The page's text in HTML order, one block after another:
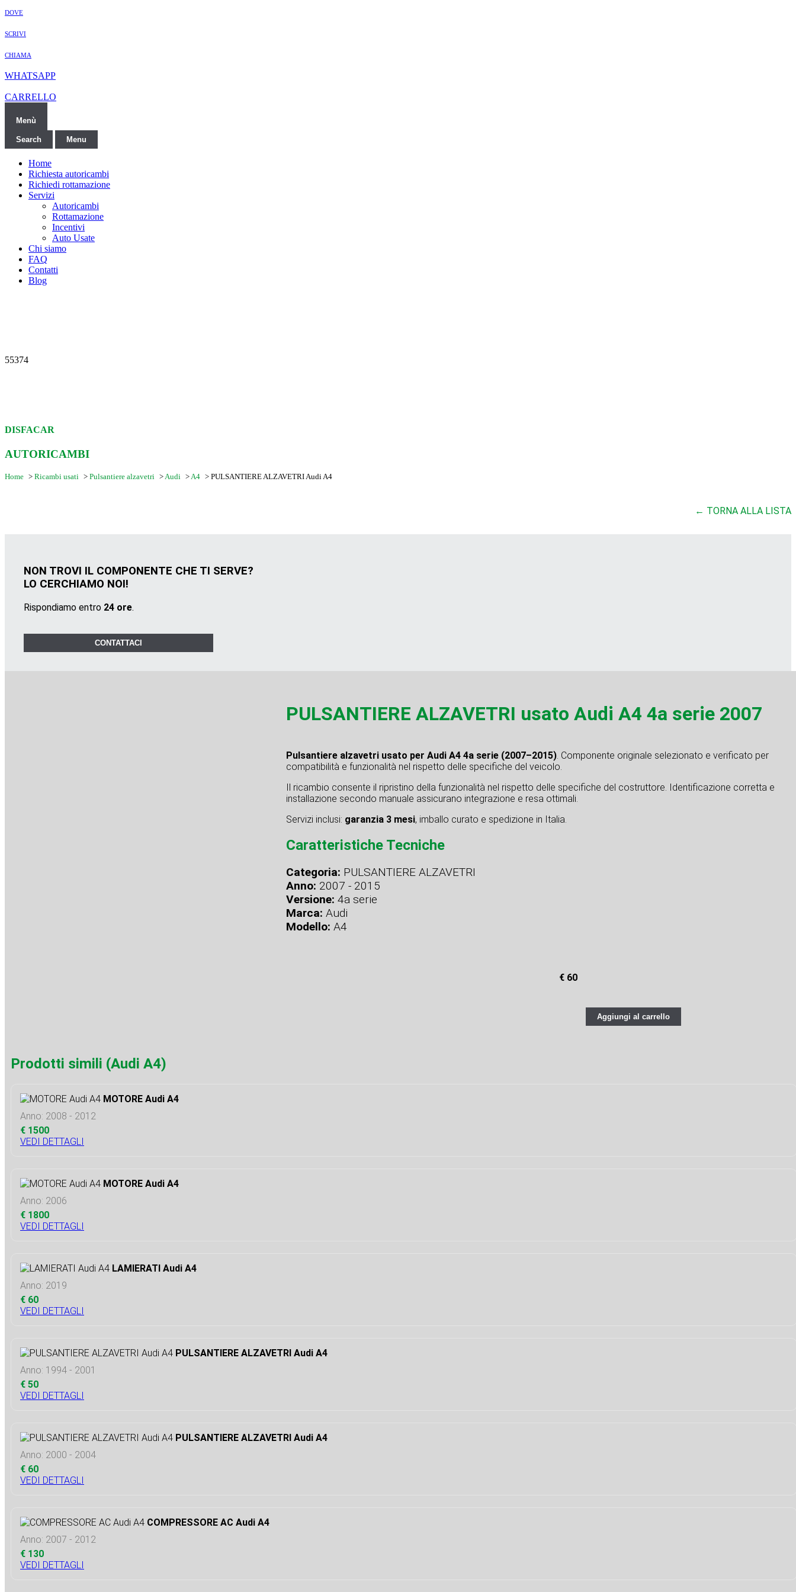
DOVE
SCRIVI
CHIAMA
WHATSAPP
CARRELLO
Menù
Search Menu
Home
Richiesta autoricambi
Richiedi rottamazione
Servizi
Autoricambi
Rottamazione
Incentivi
Auto Usate
Chi siamo
FAQ
Contatti
Blog
55374
DISFACAR
AUTORICAMBI
Home > Ricambi usati > Pulsantiere alzavetri >Audi >A4 > PULSANTIERE ALZAVETRI Audi A4
← TORNA ALLA LISTA
NON TROVI IL COMPONENTE CHE TI SERVE?
LO CERCHIAMO NOI!
Rispondiamo entro 24 ore.
CONTATTACI
PULSANTIERE ALZAVETRI usato Audi A4 4a serie 2007
Pulsantiere alzavetri usato per Audi A4 4a serie (2007–2015). Componente originale selezionato e verificato per
compatibilità e funzionalità nel rispetto delle specifiche del veicolo.
Il ricambio consente il ripristino della funzionalità nel rispetto delle specifiche del costruttore. Identificazione corretta e
installazione secondo manuale assicurano integrazione e resa ottimali.
Servizi inclusi: garanzia 3 mesi, imballo curato e spedizione in Italia.
Caratteristiche Tecniche
Categoria: PULSANTIERE ALZAVETRI
Anno: 2007 - 2015
Versione: 4a serie
Marca: Audi
Modello: A4
€ 60
Aggiungi al carrello
Prodotti simili (Audi A4)
MOTORE Audi A4
Anno: 2008 - 2012
€ 1500
VEDI DETTAGLI
MOTORE Audi A4
Anno: 2006
€ 1800
VEDI DETTAGLI
LAMIERATI Audi A4
Anno: 2019
€ 60
VEDI DETTAGLI
PULSANTIERE ALZAVETRI Audi A4
Anno: 1994 - 2001
€ 50
VEDI DETTAGLI
PULSANTIERE ALZAVETRI Audi A4
Anno: 2000 - 2004
€ 60
VEDI DETTAGLI
COMPRESSORE AC Audi A4
Anno: 2007 - 2012
€ 130
VEDI DETTAGLI